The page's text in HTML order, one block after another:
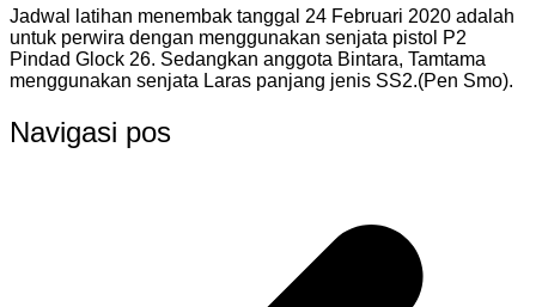
Jadwal latihan menembak tanggal 24 Februari 2020 adalah
untuk perwira dengan menggunakan senjata pistol P2
Pindad Glock 26. Sedangkan anggota Bintara, Tamtama
menggunakan senjata Laras panjang jenis SS2.(Pen Smo).
Navigasi pos